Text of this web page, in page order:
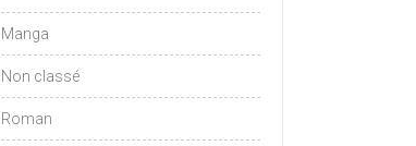
Manga
Non classé
Roman